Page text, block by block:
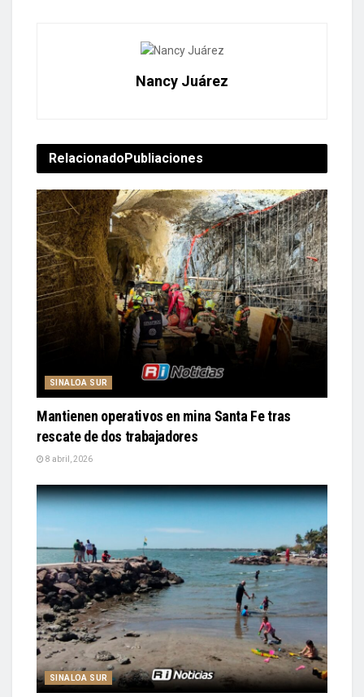
Nancy Juárez
RelacionadoPubliaciones
SINALOA SUR
Mantienen operativos en mina Santa Fe tras
rescate de dos trabajadores
8 abril, 2026
SINALOA SUR